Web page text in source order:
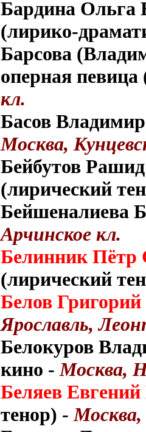
Бардина Ольга
(лирико-
Барсова
оперная
кл.
Басов
Москва,
Бейбутов
(лирический
Бейшеналиева
Арчинское кл.
Белинник Пётр
(лирический
Белов
Ярославль,
Белокуров
кино - Москва,
Беляев
тенор) - Москва,